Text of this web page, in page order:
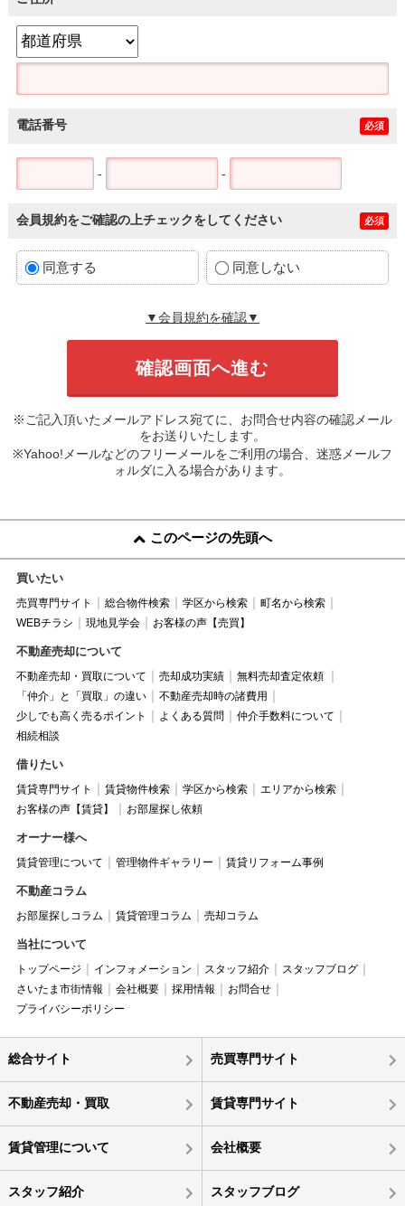
電話番号 必須
- -
会員規約をご確認の上チェックをしてください 必須
同意する 同意しない
▼会員規約を確認▼
※ご記入頂いたメールアドレス宛てに、お問合せ内容の確認メール
をお送りいたします。
※Yahoo!メールなどのフリーメールをご利用の場合、迷惑メールフ
ォルダに入る場合があります。
このページの先頭へ
買いたい
売買専門サイト 総合物件検索 学区から検索
町名から検索
WEBチラシ
現地見学会 お客様の声【売買】
不動産売却について
不動産売却・買取について 売却成功実績
無料売却査定依頼
「仲介」と「買取」の違い
不動産売却時の諸費用
少しでも高く売るポイント
よくある質問
仲介手数料について
相続相談
借りたい
賃貸専門サイト 賃貸物件検索 学区から検索
エリアから検索
お客様の声【賃貸】
お部屋探し依頼
オーナー様へ
賃貸管理について 管理物件ギャラリー 賃貸リフォーム事例
不動産コラム
お部屋探しコラム 賃貸管理コラム 売却コラム
当社について
トップページ インフォメーション スタッフ紹介
スタッフブログ
さいたま市街情報
会社概要 採用情報
お問合せ
プライバシーポリシー
総合サイト 売買専門サイト
不動産売却・買取 賃貸専門サイト
賃貸管理について 会社概要
スタッフ紹介 スタッフブログ